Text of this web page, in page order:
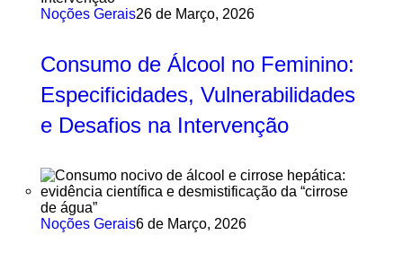
Noções Gerais26 de Março, 2026
Consumo de Álcool no Feminino:
Especificidades, Vulnerabilidades
e Desafios na Intervenção
Noções Gerais6 de Março, 2026